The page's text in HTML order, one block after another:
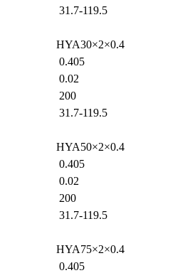
31.7-119.5
HYA30×2×0.4
0.405
0.02
200
31.7-119.5
HYA50×2×0.4
0.405
0.02
200
31.7-119.5
HYA75×2×0.4
0.405